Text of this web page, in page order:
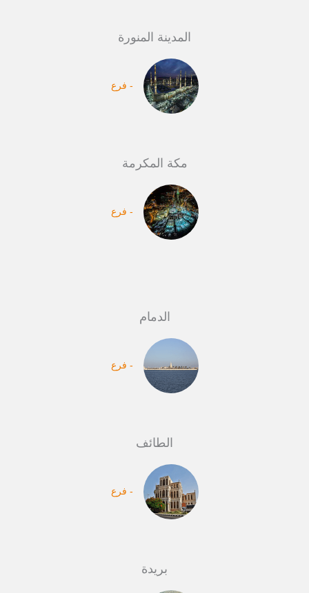
المدينة المنورة
- فرع
مكة المكرمة
- فرع
الدمام
- فرع
الطائف
- فرع
بريدة